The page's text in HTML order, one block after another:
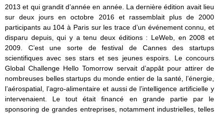
2013 et qui grandit d’année en année. La dernière édition avait lieu
sur deux jours en octobre 2016 et rassemblait plus de 2000
participants au 104 à Paris sur les trace d’un événement connu, et
disparu depuis, qui y a tenu deux éditions : LeWeb, en 2008 et
2009. C’est une sorte de festival de Cannes des startups
scientifiques avec ses stars et ses jeunes espoirs. Le concours
Global Challenge Hello Tomorrow servait d’appât pour attirer de
nombreuses belles startups du monde entier de la santé, l’énergie,
l’aérospatial, l’agro-alimentaire et aussi de l’intelligence artificielle y
intervenaient. Le tout était financé en grande partie par le
sponsoring de grandes entreprises, notamment industrielles, telles